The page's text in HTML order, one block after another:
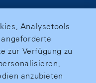
Analysetools
zur Verfügung zu
anzubieten